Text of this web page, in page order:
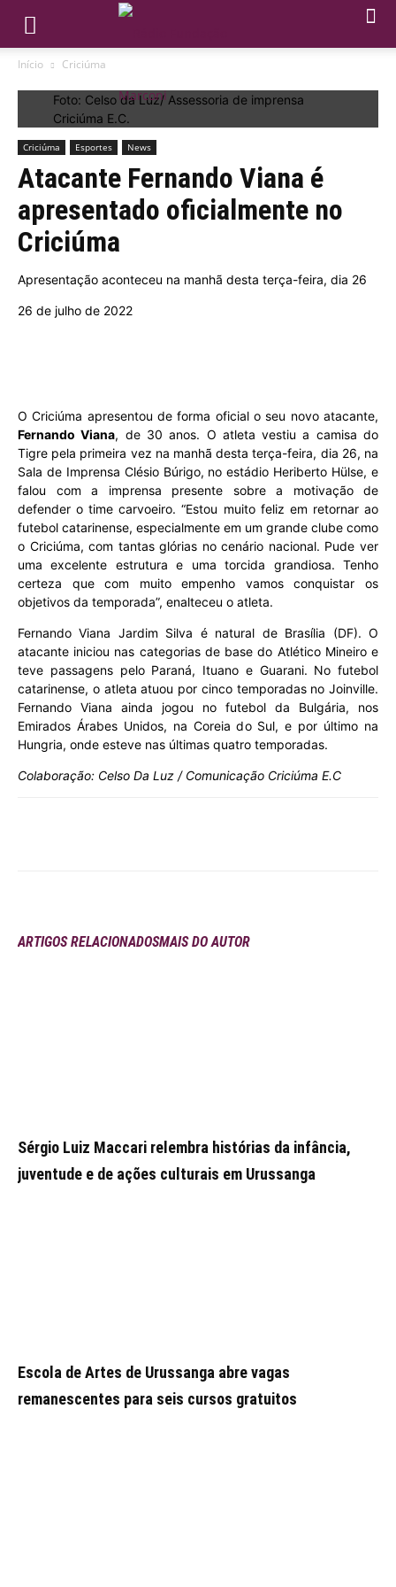
Início Criciúma
Foto: Celso da Luz/ Assessoria de imprensa
Criciúma E.C.
Criciúma Esportes News
Atacante Fernando Viana é
apresentado oficialmente no
Criciúma
Apresentação aconteceu na manhã desta terça-feira, dia 26
26 de julho de 2022
O Criciúma apresentou de forma oficial o seu novo atacante,
Fernando Viana, de 30 anos. O atleta vestiu a camisa do
Tigre pela primeira vez na manhã desta terça-feira, dia 26, na
Sala de Imprensa Clésio Búrigo, no estádio Heriberto Hülse, e
falou com a imprensa presente sobre a motivação de
defender o time carvoeiro. “Estou muito feliz em retornar ao
futebol catarinense, especialmente em um grande clube como
o Criciúma, com tantas glórias no cenário nacional. Pude ver
uma excelente estrutura e uma torcida grandiosa. Tenho
certeza que com muito empenho vamos conquistar os
objetivos da temporada”, enalteceu o atleta.
Fernando Viana Jardim Silva é natural de Brasília (DF). O
atacante iniciou nas categorias de base do Atlético Mineiro e
teve passagens pelo Paraná, Ituano e Guarani. No futebol
catarinense, o atleta atuou por cinco temporadas no Joinville.
Fernando Viana ainda jogou no futebol da Bulgária, nos
Emirados Árabes Unidos, na Coreia do Sul, e por último na
Hungria, onde esteve nas últimas quatro temporadas.
Colaboração: Celso Da Luz / Comunicação Criciúma E.C
ARTIGOS RELACIONADOSMAIS DO AUTOR
Sérgio Luiz Maccari relembra histórias da infância,
juventude e de ações culturais em Urussanga
Escola de Artes de Urussanga abre vagas
remanescentes para seis cursos gratuitos